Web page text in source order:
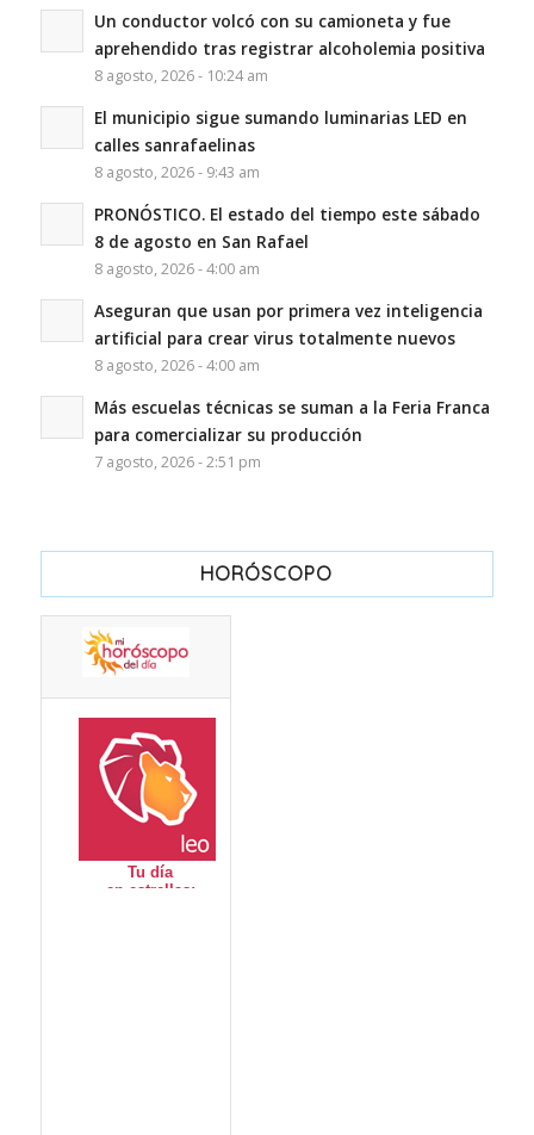
Un conductor volcó con su camioneta y fue
aprehendido tras registrar alcoholemia positiva
8 agosto, 2026 - 10:24 am
El municipio sigue sumando luminarias LED en
calles sanrafaelinas
8 agosto, 2026 - 9:43 am
PRONÓSTICO. El estado del tiempo este sábado
8 de agosto en San Rafael
8 agosto, 2026 - 4:00 am
Aseguran que usan por primera vez inteligencia
artificial para crear virus totalmente nuevos
8 agosto, 2026 - 4:00 am
Más escuelas técnicas se suman a la Feria Franca
para comercializar su producción
7 agosto, 2026 - 2:51 pm
HORÓSCOPO